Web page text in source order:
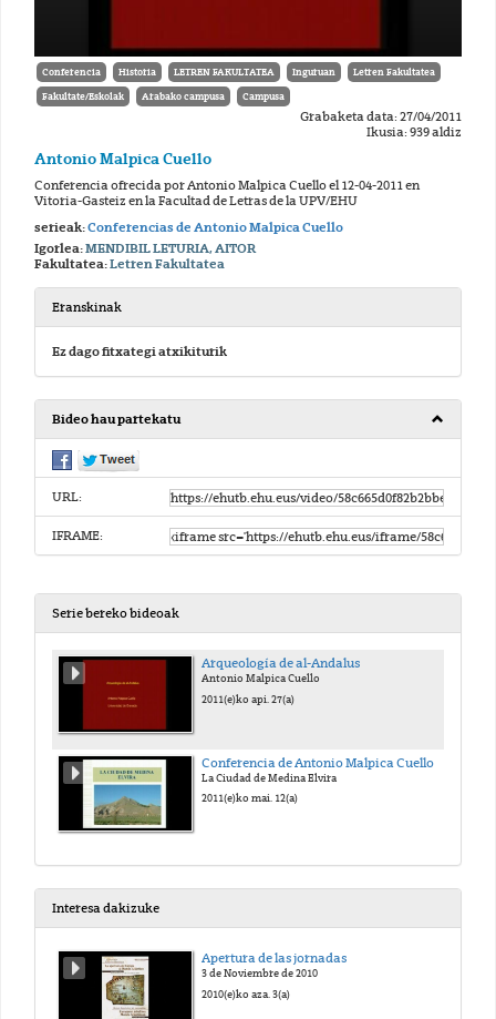
Conferencia Historia LETREN FAKULTATEA Inguruan Letren Fakultatea
Fakultate/Eskolak Arabako campusa Campusa
Grabaketa data: 27/04/2011
Ikusia: 939 aldiz
Antonio Malpica Cuello
Conferencia ofrecida por Antonio Malpica Cuello el 12-04-2011 en
Vitoria-Gasteiz en la Facultad de Letras de la UPV/EHU
serieak:Conferencias de Antonio Malpica Cuello
Igorlea:MENDIBIL LETURIA, AITOR
Fakultatea:Letren Fakultatea
Eranskinak
Ez dago fitxategi atxikiturik
Bideo hau partekatu
URL:
IFRAME:
Serie bereko bideoak
Arqueología de al-Andalus
Antonio Malpica Cuello
2011(e)ko api. 27(a)
Conferencia de Antonio Malpica Cuello
La Ciudad de Medina Elvira
2011(e)ko mai. 12(a)
Interesa dakizuke
Apertura de las jornadas
3 de Noviembre de 2010
2010(e)ko aza. 3(a)